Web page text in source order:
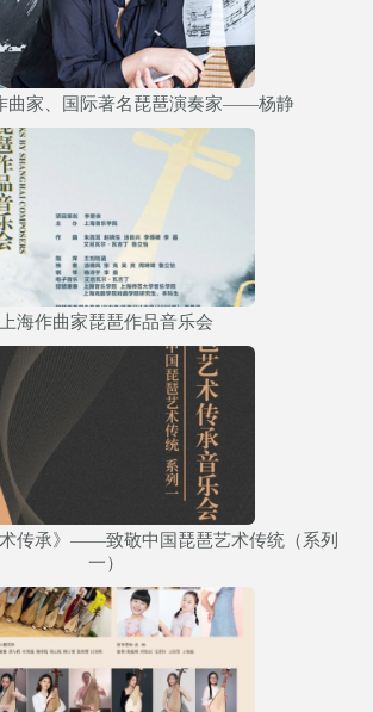
曲家、国际著名琵琶演奏家——杨静
上海作曲家琵琶作品音乐会
术传承》——致敬中国琵琶艺术传统（系列
一）